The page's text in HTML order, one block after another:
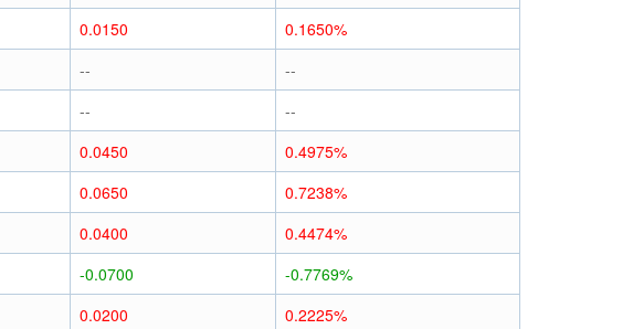
0.0150
0.1650%
--
--
--
--
0.0450
0.4975%
0.0650
0.7238%
0.0400
0.4474%
-0.0700
-0.7769%
0.0200
0.2225%